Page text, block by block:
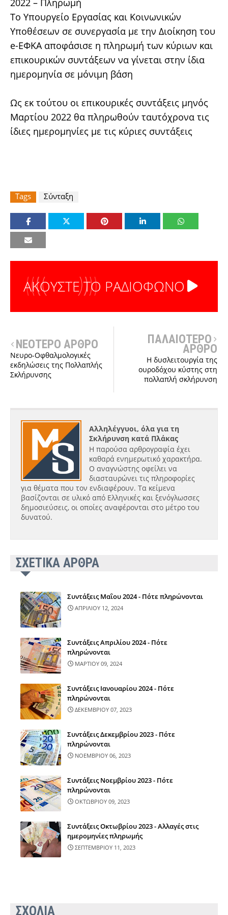
Το Υπουργείο Εργασίας και Κοινωνικών
Υποθέσεων σε συνεργασία με την Διοίκηση του
e-ΕΦΚΑ αποφάσισε η πληρωμή των κύριων και
επικουρικών συντάξεων να γίνεται στην ίδια
ημερομηνία σε μόνιμη βάση
Ως εκ τούτου οι επικουρικές συντάξεις μηνός
Μαρτίου 2022 θα πληρωθούν ταυτόχρονα τις
ίδιες ημερομηνίες με τις κύριες συντάξεις
Tags Σύνταξη
ΑΚΟΥΣΤΕ ΤΟ ΡΑΔΙΟΦΩΝΟ
ΝΕΟΤΕΡΟ ΑΡΘΡΟ
Νευρο-Οφθαλμολογικές
εκδηλώσεις της Πολλαπλής
Σκλήρυνσης
ΠΑΛΑΙΟΤΕΡΟ
ΑΡΘΡΟ
Η δυσλειτουργία της
ουροδόχου κύστης στη
πολλαπλή σκλήρυνση
Αλληλέγγυοι, όλα για τη
Σκλήρυνση κατά Πλάκας
Η παρούσα αρθρογραφία έχει
καθαρά ενημερωτικό χαρακτήρα.
Ο αναγνώστης οφείλει να
διασταυρώνει τις πληροφορίες
για θέματα που τον ενδιαφέρουν. Τα κείμενα
βασίζονται σε υλικό από Ελληνικές και ξενόγλωσσες
δημοσιεύσεις, οι οποίες αναφέρονται στο μέτρο του
δυνατού.
ΣΧΕΤΙΚΑ ΑΡΘΡΑ
Συντάξεις Μαΐου 2024 - Πότε πληρώνονται
ΑΠΡΙΛΙΟΥ 12, 2024
Συντάξεις Απριλίου 2024 - Πότε
πληρώνονται
ΜΑΡΤΙΟΥ 09, 2024
Συντάξεις Ιανουαρίου 2024 - Πότε
πληρώνονται
ΔΕΚΕΜΒΡΙΟΥ 07, 2023
Συντάξεις Δεκεμβρίου 2023 - Πότε
πληρώνονται
ΝΟΕΜΒΡΙΟΥ 06, 2023
Συντάξεις Νοεμβρίου 2023 - Πότε
πληρώνονται
ΟΚΤΩΒΡΙΟΥ 09, 2023
Συντάξεις Οκτωβρίου 2023 - Αλλαγές στις
ημερομηνίες πληρωμής
ΣΕΠΤΕΜΒΡΙΟΥ 11, 2023
ΣΧΟΛΙΑ